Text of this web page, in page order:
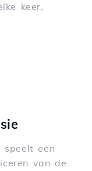
keer.
speelt een
van de